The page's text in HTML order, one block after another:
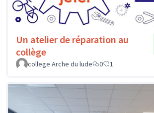
Un atelier de réparation au
collège
college Arche du lude
0 1